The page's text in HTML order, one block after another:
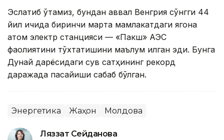
Эслатиб ўтамиз, бундан аввал Венгрия сўнгги 44
йил ичида биринчи марта мамлакатдаги ягона
атом электр станцияси — «Пакш» АЭС
фаолиятини тўхтатишини маълум қилган эди. Бунга
Дунай дарёсидаги сув сатҳининг рекорд
даражада пасайиши сабаб бўлган.
Энергетика Жаҳон Молдова
Ляззат Сейданова